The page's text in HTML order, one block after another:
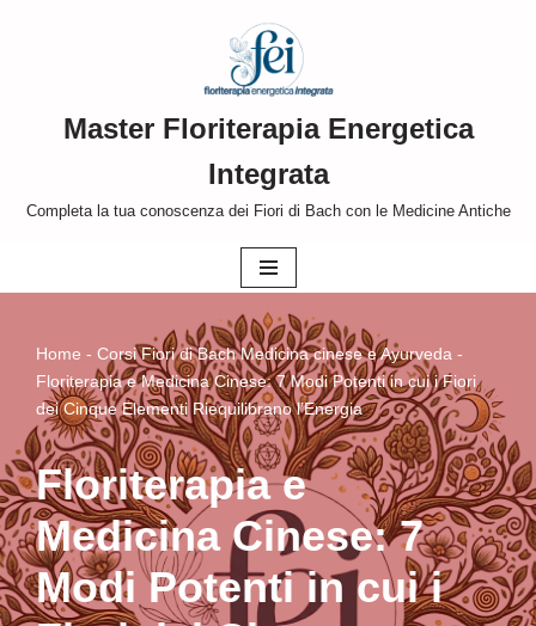
contenutoMaster Floriterapia Energetica
Integrata
Completa la tua conoscenza dei Fiori di Bach con le Medicine Antiche
Home - Corsi Fiori di Bach Medicina cinese e Ayurveda -
Floriterapia e Medicina Cinese: 7 Modi Potenti in cui i Fiori
dei Cinque Elementi Riequilibrano l’Energia
Floriterapia e
Medicina Cinese: 7
Modi Potenti in cui i